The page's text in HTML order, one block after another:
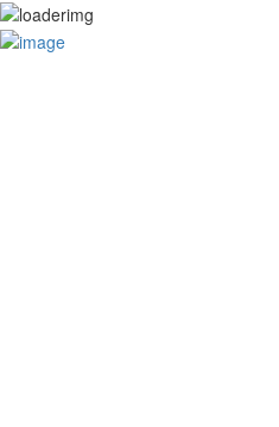
Rutas
Ruta del Aceite de
Ruta del Ibérico
Ruta del Vino y Cava